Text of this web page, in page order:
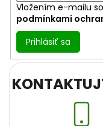
Vložením e-mailu
podmínkami
Prihlásiť sa